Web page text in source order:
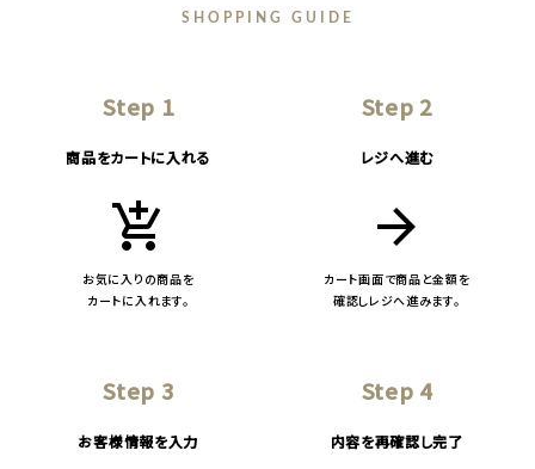
SHOPPING GUIDE
Step 1
商品をカートに入れる
add_shopping_cart
お気に入りの商品を
カートに入れます。
Step 2
レジへ進む
arrow_forward
カート画面で商品と金額を
確認しレジへ進みます。
Step 3
お客様情報を入力
Step 4
内容を再確認し完了